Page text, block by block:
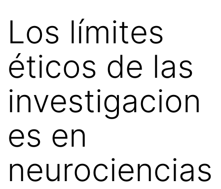
Los límites
éticos de las
investigacion
es en
neurociencias